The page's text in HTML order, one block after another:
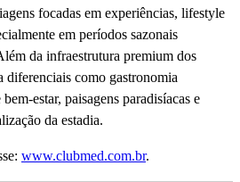
focadas em experiências, lifestyle
em períodos sazonais
da infraestrutura premium dos
diferenciais como gastronomia
estar, paisagens paradisíacas e
da estadia.
www.clubmed.com.br.